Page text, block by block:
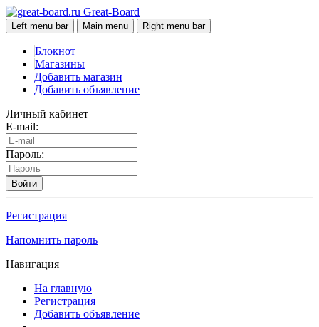
Great-Board
Left menu bar Main menu Right menu bar
Блокнот
Магазины
Добавить магазин
Добавить объявление
Личный кабинет
E-mail:
Пароль:
Войти
Регистрация
Напомнить пароль
Навигация
На главную
Регистрация
Добавить объявление